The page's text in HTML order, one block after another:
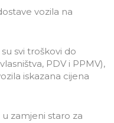
vozila na
svi troškovi do
PDV i PPMV),
iskazana cijena
zamjeni staro za